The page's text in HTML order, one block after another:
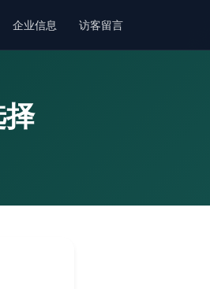
企业信息 访客留言